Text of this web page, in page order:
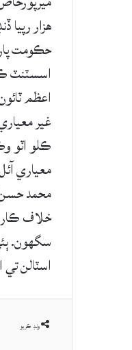
هزار
اسسٽنٽ
اعظم
ڪلو اٽو
معياري
محمد
خلاف
سگهون.
اسٽالن
ونڊ ڪريو